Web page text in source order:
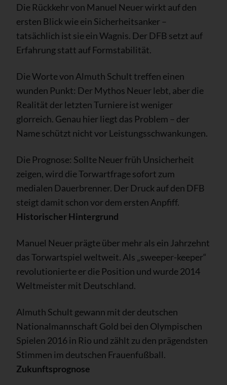
Die Rückkehr von Manuel Neuer wirkt auf den
ersten Blick wie ein Sicherheitsanker –
tatsächlich ist sie ein Wagnis. Der DFB setzt auf
Erfahrung statt auf Formstabilität.
Die Worte von Almuth Schult treffen einen
wunden Punkt: Der Mythos Neuer lebt, aber die
Realität der letzten Turniere ist weniger
glorreich. Genau hier liegt das Problem – der
Name schützt nicht vor Leistungsschwankungen.
Die Prognose: Sollte Neuer früh Unsicherheit
zeigen, wird die Torwartfrage sofort zum
medialen Dauerbrenner. Der Druck auf den DFB
steigt damit schon vor dem ersten Anpfiff.
Historischer Hintergrund
Manuel Neuer prägte über mehr als ein Jahrzehnt
das Torwartspiel weltweit. Als „sweeper-keeper“
revolutionierte er die Position und wurde 2014
Weltmeister mit Deutschland.
Almuth Schult gewann mit der deutschen
Nationalmannschaft Gold bei den Olympischen
Spielen 2016 in Rio und zählt zu den prägendsten
Stimmen im deutschen Frauenfußball.
Zukunftsprognose